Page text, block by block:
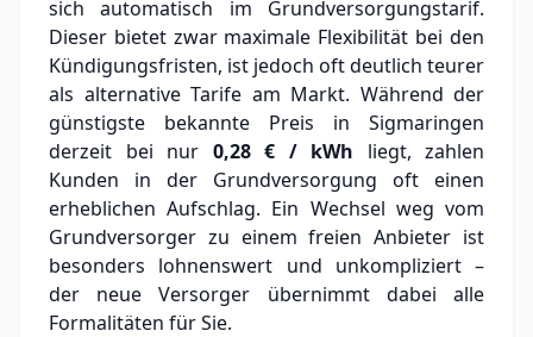
sich automatisch im Grundversorgungstarif.
Dieser bietet zwar maximale Flexibilität bei den
Kündigungsfristen, ist jedoch oft deutlich teurer
als alternative Tarife am Markt. Während der
günstigste bekannte Preis in Sigmaringen
derzeit bei nur 0,28 € / kWh liegt, zahlen
Kunden in der Grundversorgung oft einen
erheblichen Aufschlag. Ein Wechsel weg vom
Grundversorger zu einem freien Anbieter ist
besonders lohnenswert und unkompliziert –
der neue Versorger übernimmt dabei alle
Formalitäten für Sie.